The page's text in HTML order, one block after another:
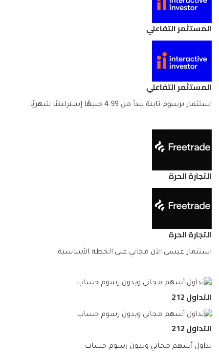
المستثمر التفاعلي
المستثمر التفاعلي
استثمار برسوم ثابتة يبدأ من 4.99 جنيهًا إسترلينيًا شهريًا
التجارة الحرة
التجارة الحرة
استثمار عيسى الآن مجاني على الخطة الأساسية
التداول 212
التداول 212
تداول أسهم مجاني وبدون رسوم حساب